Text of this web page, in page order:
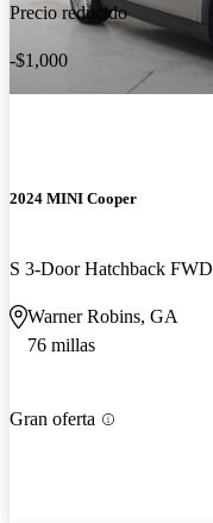
Precio reducido
-$1,000
2024 MINI Cooper
S 3-Door Hatchback FWD
Warner Robins, GA
76 millas
Gran oferta